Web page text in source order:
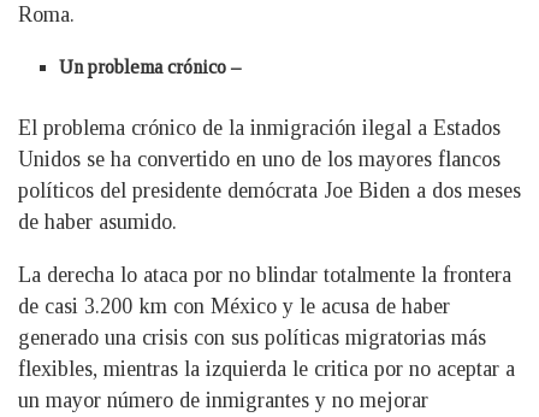
Roma.
Un problema crónico –
El problema crónico de la inmigración ilegal a Estados
Unidos se ha convertido en uno de los mayores flancos
políticos del presidente demócrata Joe Biden a dos meses
de haber asumido.
La derecha lo ataca por no blindar totalmente la frontera
de casi 3.200 km con México y le acusa de haber
generado una crisis con sus políticas migratorias más
flexibles, mientras la izquierda le critica por no aceptar a
un mayor número de inmigrantes y no mejorar